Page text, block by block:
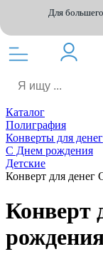
Для
Каталог
Полиграфия
Конверты для денег
С Днем рождения
Детские
Конверт для
Конверт